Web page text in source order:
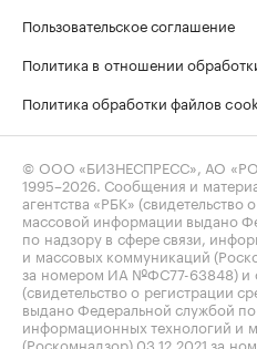
Пользовательское соглашение
Политика в отношении
Политика обработки файлов
© ООО «БИЗНЕСПРЕСС», АО
1995–2026 . Сообщения и
агентства «РБК» (свидетельство
массовой информации выдано
по надзору в сфере связи,
и массовых коммуникаций
за номером ИА №ФС77-63848) и
(свидетельство о регистрации
выдано Федеральной службой по
информационных технологий и
(Роскомнадзор) 03.12.2021 за